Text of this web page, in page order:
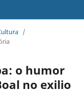
/
o humor
no exilio